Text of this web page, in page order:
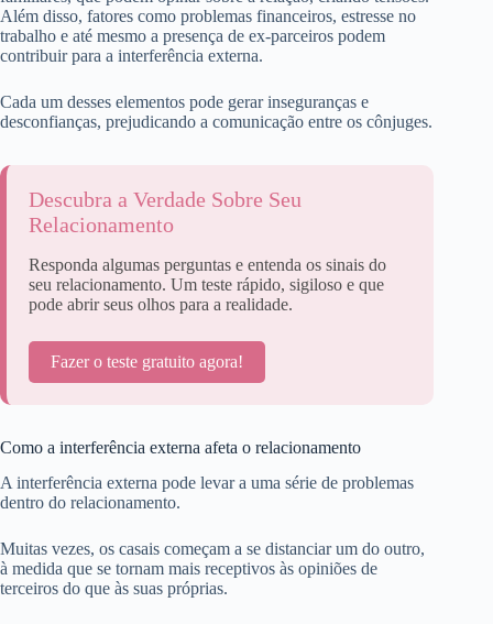
Além disso, fatores como problemas financeiros, estresse no
trabalho e até mesmo a presença de ex-parceiros podem
contribuir para a interferência externa.
Cada um desses elementos pode gerar inseguranças e
desconfianças, prejudicando a comunicação entre os cônjuges.
Descubra a Verdade Sobre Seu
Relacionamento
Responda algumas perguntas e entenda os sinais do
seu relacionamento. Um teste rápido, sigiloso e que
pode abrir seus olhos para a realidade.
Fazer o teste gratuito agora!
Como a interferência externa afeta o relacionamento
A interferência externa pode levar a uma série de problemas
dentro do relacionamento.
Muitas vezes, os casais começam a se distanciar um do outro,
à medida que se tornam mais receptivos às opiniões de
terceiros do que às suas próprias.